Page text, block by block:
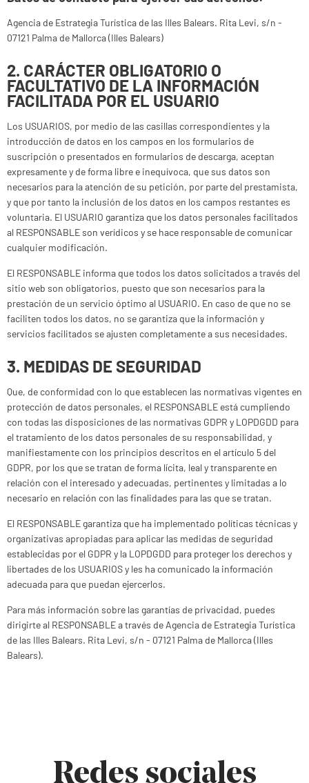
Agencia de Estrategia Turística de las Illes Balears. Rita Levi, s/n -
07121 Palma de Mallorca (Illes Balears)
2. CARÁCTER OBLIGATORIO O
FACULTATIVO DE LA INFORMACIÓN
FACILITADA POR EL USUARIO
Los USUARIOS, por medio de las casillas correspondientes y la
introducción de datos en los campos en los formularios de
suscripción o presentados en formularios de descarga, aceptan
expresamente y de forma libre e inequívoca, que sus datos son
necesarios para la atención de su petición, por parte del prestamista,
y que por tanto la inclusión de los datos en los campos restantes es
voluntaria. El USUARIO garantiza que los datos personales facilitados
al RESPONSABLE son verídicos y se hace responsable de comunicar
cualquier modificación.
El RESPONSABLE informa que todos los datos solicitados a través del
sitio web son obligatorios, puesto que son necesarios para la
prestación de un servicio óptimo al USUARIO. En caso de que no se
faciliten todos los datos, no se garantiza que la información y
servicios facilitados se ajusten completamente a sus necesidades.
3. MEDIDAS DE SEGURIDAD
Que, de conformidad con lo que establecen las normativas vigentes en
protección de datos personales, el RESPONSABLE está cumpliendo
con todas las disposiciones de las normativas GDPR y LOPDGDD para
el tratamiento de los datos personales de su responsabilidad, y
manifiestamente con los principios descritos en el artículo 5 del
GDPR, por los que se tratan de forma lícita, leal y transparente en
relación con el interesado y adecuadas, pertinentes y limitadas a lo
necesario en relación con las finalidades para las que se tratan.
El RESPONSABLE garantiza que ha implementado políticas técnicas y
organizativas apropiadas para aplicar las medidas de seguridad
establecidas por el GDPR y la LOPDGDD para proteger los derechos y
libertades de los USUARIOS y les ha comunicado la información
adecuada para que puedan ejercerlos.
Para más información sobre las garantías de privacidad, puedes
dirigirte al RESPONSABLE a través de Agencia de Estrategia Turística
de las Illes Balears. Rita Levi, s/n - 07121 Palma de Mallorca (Illes
Balears).
Redes sociales